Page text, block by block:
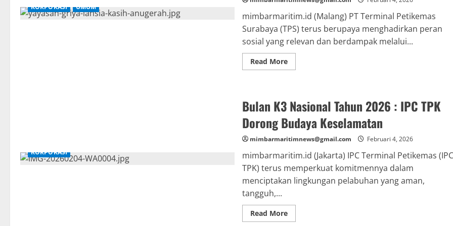
Ekosistem
Logistik
Kendaraan
Nasional
KORPORASI UMUM
mimbarmaritim.id (Malang) PT Terminal Petikemas
Surabaya (TPS) terus berupaya menghadirkan peran
sosial yang relevan dan berdampak melalui...
Read MoreRead
more
TPS
Perluas
Dampak
Sosial
bagi
Anak
Lansia
di
Malang
KORPORASI
Bulan K3 Nasional Tahun 2026 : IPC TPK
Dorong Budaya Keselamatan
mimbarmaritimnews@gmail.com Februari 4, 2026
mimbarmaritim.id (Jakarta) IPC Terminal Petikemas (IPC
TPK) terus memperkuat komitmennya dalam
menciptakan lingkungan pelabuhan yang aman,
tangguh,...
Read MoreRead
more